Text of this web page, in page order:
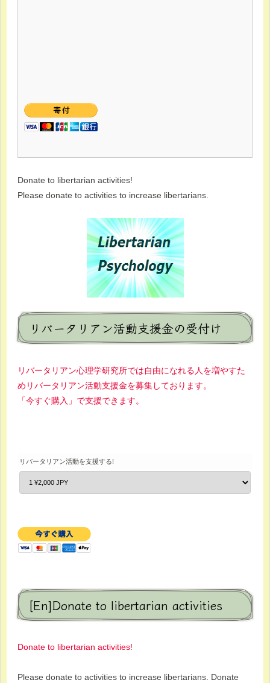
Donate to libertarian activities!
Please donate to activities to increase libertarians.
リバータリアン活動支援金の受付け
リバータリアン心理学研究所では自由になれる人を増やすた
めリバータリアン活動支援金を募集しております。
「今すぐ購入」で支援できます。
リバータリアン活動を支援する!
[En]Donate to libertarian activities
Donate to libertarian activities!
Please donate to activities to increase libertarians. Donate